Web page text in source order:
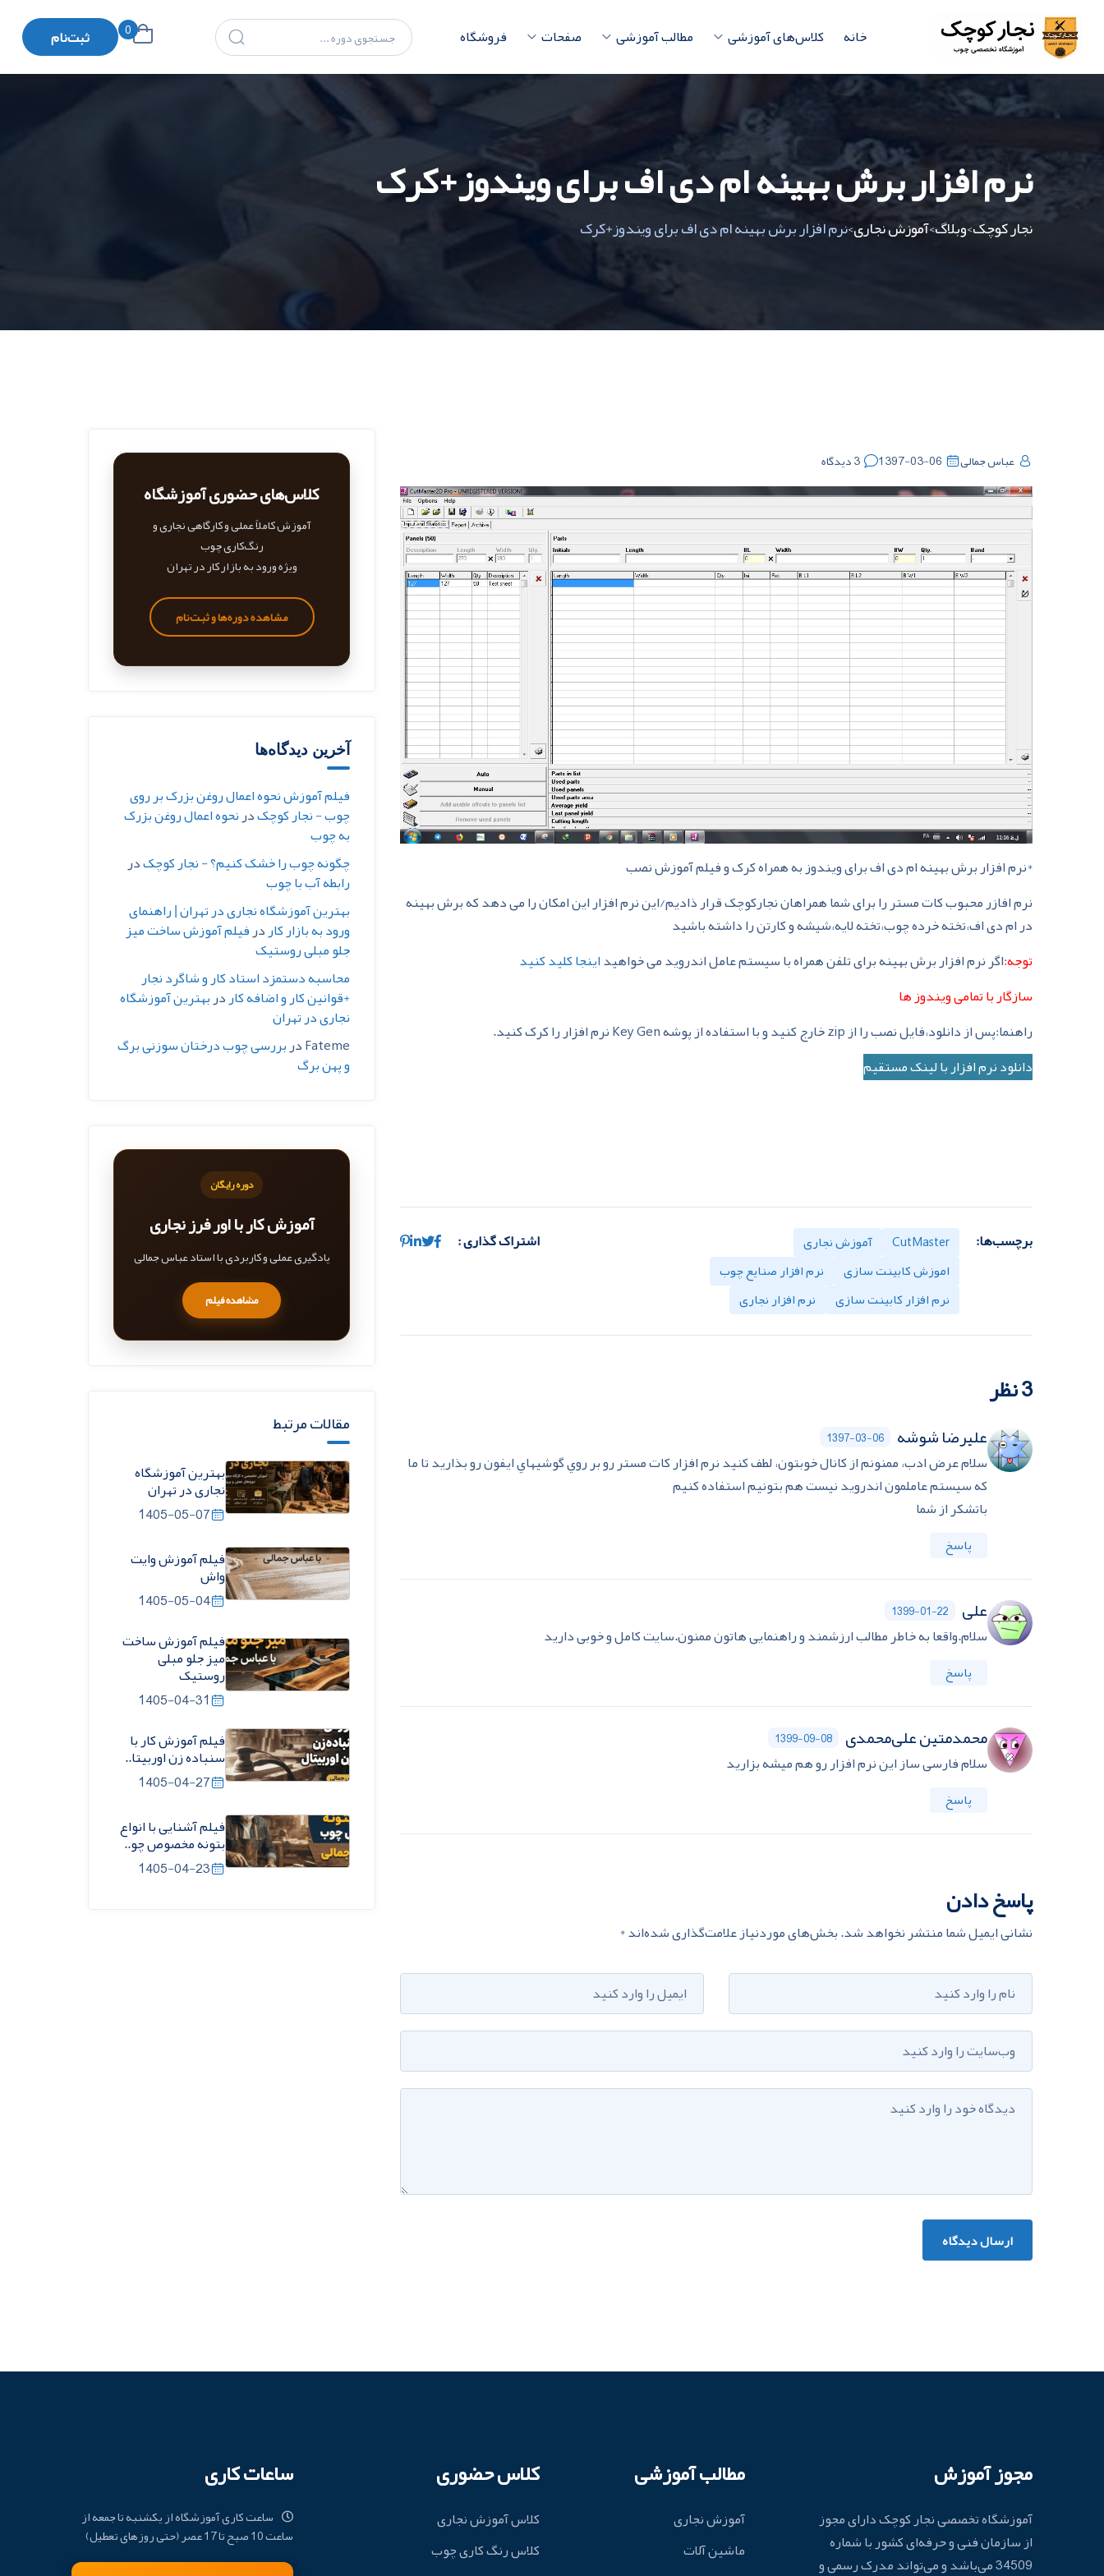
خانه کلاس‌های آموزشی مطالب آموزشی صفحات فروشگاه 0 ثبت‌نام
نرم افزار برش بهینه ام دی اف برای ویندوز+کرک
نجار کوچک>وبلاگ>آموزش نجاری>نرم افزار برش بهینه ام دی اف برای ویندوز+کرک
عباس جمالی 1397-03-06 3 دیدگاه
*نرم افزار برش بهینه ام دی اف برای ویندوز به همراه کرک و فیلم آموزش نصب
نرم افازر محبوب کات مستر را برای شما همراهان نجارکوچک قرار ذادیم/این نرم افزار این امکان را می دهد که برش بهینه
در ام دی اف،تخته خرده چوب،تخته لایه،شیشه و کارتن را داشته باشید
توجه:اگر نرم افزار برش بهینه برای تلفن همراه با سیستم عامل اندروید می خواهیداینجا کلید کنید
سازگار با تمامی ویندوز ها
راهنما:پس از دانلود،فایل نصب را از zip خارج کنید و با استفاده از پوشه Key Gen نرم افزار را کرک کنید.
دانلود نرم افزار با لینک مستقیم
برچسب‌ها: CutMaster
آموزش نجاری
اموزش کابینت سازی
نرم افزار صنایع چوب
نرم افزار کابینت سازی
نرم افزار نجاری
اشتراک گذاری :
3 نظر
عليرضا شوشه 1397-03-06
سلام عرض ادب، ممنونم از كانال خوبتون، لطف كنيد نرم افزار كات مستر رو بر روي گوشيهاي ايفون رو بذاريد تا ما
كه سيستم عاملمون اندرويد نيست هم بتونيم استفاده كنيم
باتشكر از شما
پاسخ
علی 1399-01-22
سلام.واقعا به خاطر مطالب ارزشمند و راهنمایی هاتون ممنون.سایت کامل و خوبی دارید
پاسخ
محمدمتین علی‌محمدی 1399-09-08
سلام فارسی ساز این نرم افزار رو هم میشه بزارید
پاسخ
پاسخ دادن
نشانی ایمیل شما منتشر نخواهد شد.بخش‌های موردنیاز علامت‌گذاری شده‌اند*
ارسال دیدگاه
کلاس‌های حضوری آموزشگاه
آموزش کاملاً عملی و کارگاهی نجاری و
رنگ‌کاری چوب
ویژه ورود به بازار کار در تهران
مشاهده دوره‌ها و ثبت‌نام
آخرین دیدگاه‌ها
فیلم آموزش نحوه اعمال روغن بزرک بر روی
چوب - نجار کوچکدرنحوه اعمال روغن بزرک
به چوب
چگونه چوب را خشک کنیم؟ - نجار کوچکدر
رابطه آب با چوب
بهترین آموزشگاه نجاری در تهران | راهنمای
ورود به بازار کاردرفیلم آموزش ساخت میز
جلو مبلی روستیک
محاسبه دستمزد استاد کار و شاگرد نجار
+قوانین کار و اضافه کاردربهترین آموزشگاه
نجاری در تهران
Fatemeدربررسی چوب درختان سوزنی برگ
و پهن برگ
دوره رایگان
آموزش کار با اور فرز نجاری
یادگیری عملی و کاربردی با استاد عباس جمالی
مشاهده فیلم
مقالات مرتبط
بهترین آموزشگاه
نجاری در تهران
1405-05-07
فیلم آموزش وایت
واش
1405-05-04
فیلم آموزش ساخت
میز جلو مبلی
روستیک
1405-04-31
فیلم آموزش کار با
سنباده زن اوربیتا..
1405-04-27
فیلم آشنایی با انواع
بتونه مخصوص چو..
1405-04-23
مجوز آموزش
آموزشگاه تخصصی نجار کوچک دارای مجوز
از سازمان فنی و حرفه‌ای کشور با شماره
34509 می‌باشد و می‌تواند مدرک رسمی و
مطالب آموزشی
آموزش نجاری
ماشین آلات
کلاس حضوری
کلاس آموزش نجاری
کلاس رنگ کاری چوب
ساعات کاری
ساعت کاری آموزشگاه از یکشنبه تا جمعه از
ساعت 10 صبح تا 17 عصر (حتی روزهای تعطیل)